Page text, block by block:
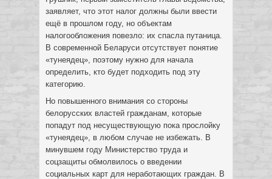
заявляет, что этот налог должны были ввести
ещё в прошлом году, но объектам
налогообложения повезло: их спасла путаница.
В современной Беларуси отсутствует понятие
«тунеядец», поэтому нужно для начала
определить, кто будет подходить под эту
категорию.
Но повышенного внимания со стороны
белорусских властей гражданам, которые
попадут под несуществующую пока прослойку
«тунеядец», в любом случае не избежать. В
минувшем году Министерство труда и
соцзащиты обмолвилось о введении
социальных карт для неработающих граждан. В